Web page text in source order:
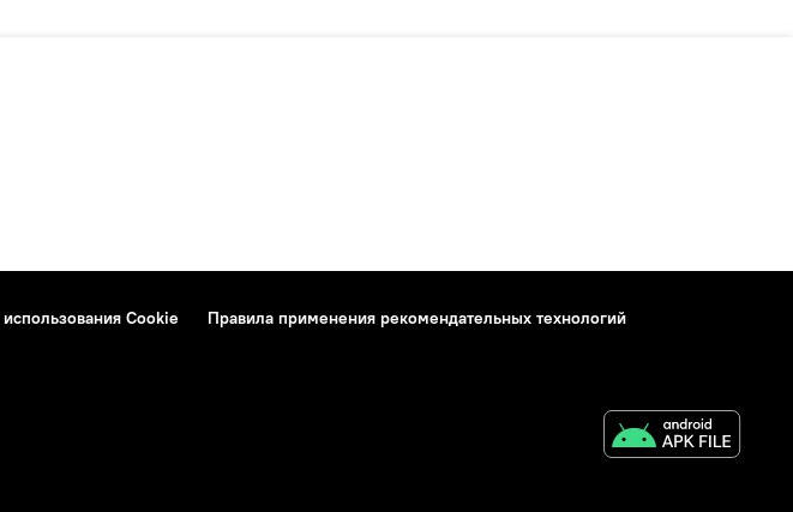
Cookie
Правила применения рекомендательных технологий